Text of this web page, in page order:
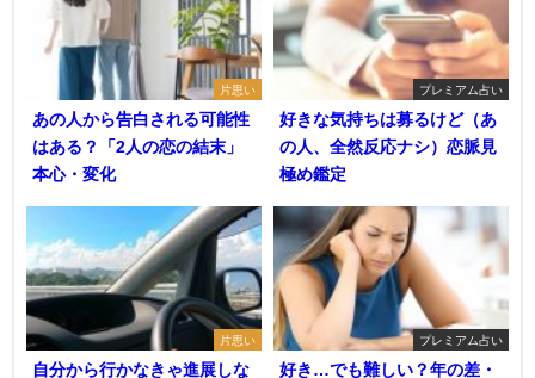
片思い
あの人から告白される可能性
はある？「2人の恋の結末」
本心・変化
プレミアム占い
好きな気持ちは募るけど（あ
の人、全然反応ナシ）恋脈見
極め鑑定
片思い
自分から行かなきゃ進展しな
プレミアム占い
好き…でも難しい？年の差・